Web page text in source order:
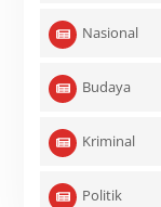
Nasional
Budaya
Kriminal
Politik